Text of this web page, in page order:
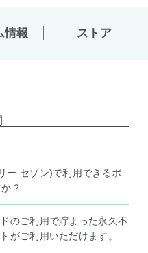
情報 ストア
ー セゾン)で利用できるポ
？
のご利用で貯まった永久不
がご利用いただけます。